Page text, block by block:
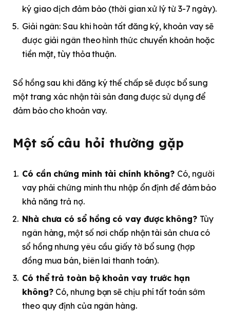
ký giao dịch đảm bảo (thời gian xử lý từ 3-7 ngày).
Giải ngân: Sau khi hoàn tất đăng ký, khoản vay sẽ
được giải ngân theo hình thức chuyển khoản hoặc
tiền mặt, tùy thỏa thuận.
Sổ hồng sau khi đăng ký thế chấp sẽ được bổ sung
một trang xác nhận tài sản đang được sử dụng để
đảm bảo cho khoản vay.
Một số câu hỏi thường gặp
Có cần chứng minh tài chính không? Có, người
vay phải chứng minh thu nhập ổn định để đảm bảo
khả năng trả nợ.
Nhà chưa có sổ hồng có vay được không? Tùy
ngân hàng, một số nơi chấp nhận tài sản chưa có
sổ hồng nhưng yêu cầu giấy tờ bổ sung (hợp
đồng mua bán, biên lai thanh toán).
Có thể trả toàn bộ khoản vay trước hạn
không? Có, nhưng bạn sẽ chịu phí tất toán sớm
theo quy định của ngân hàng.